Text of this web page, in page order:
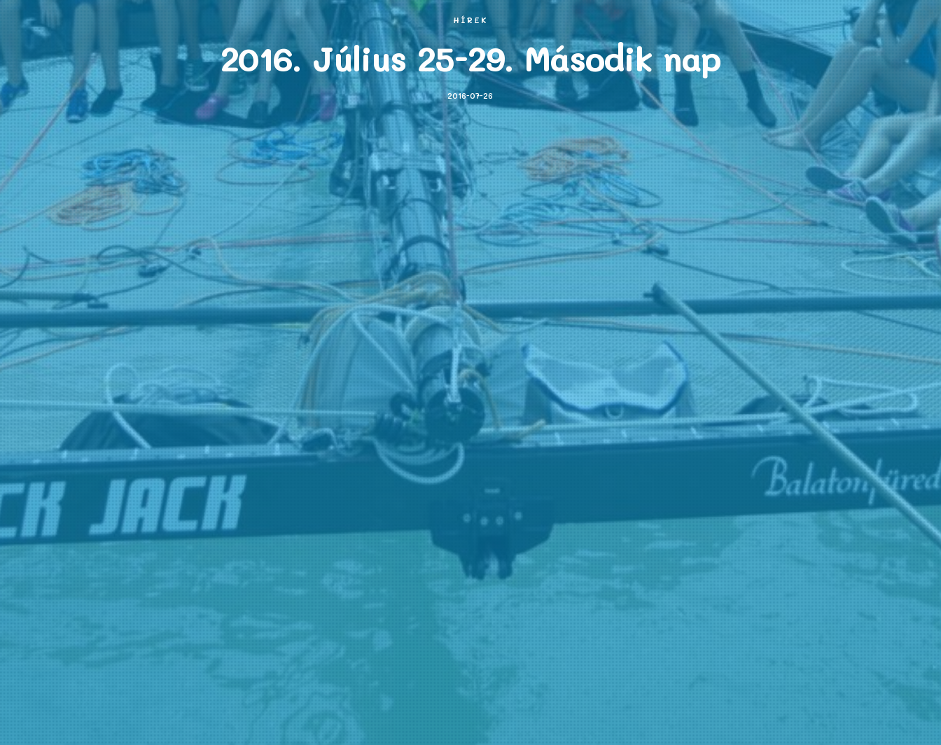
HÍREK
2016. Július 25-29. Második nap
2016-07-26